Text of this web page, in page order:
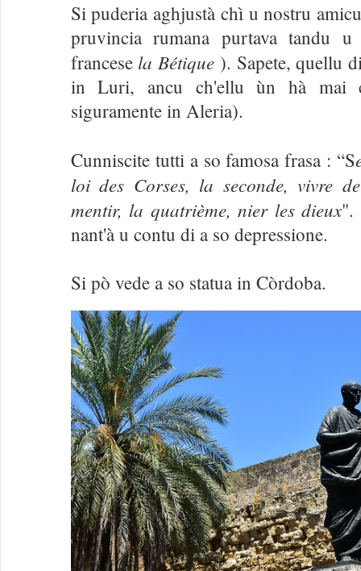
Si puderia aghjustà chì u nostru
pruvincia rumana purtava tandu
francese la Bétique ). Sapete, quellu
in Luri, ancu ch'ellu ùn hà mai
siguramente in Aleria).
Cunniscite tutti a so famosa frasa : “S
loi des Corses, la seconde, vivre
mentir, la quatrième, nier les dieux".
nant'à u contu di a so depressione.
Si pò vede a so statua in Còrdoba.